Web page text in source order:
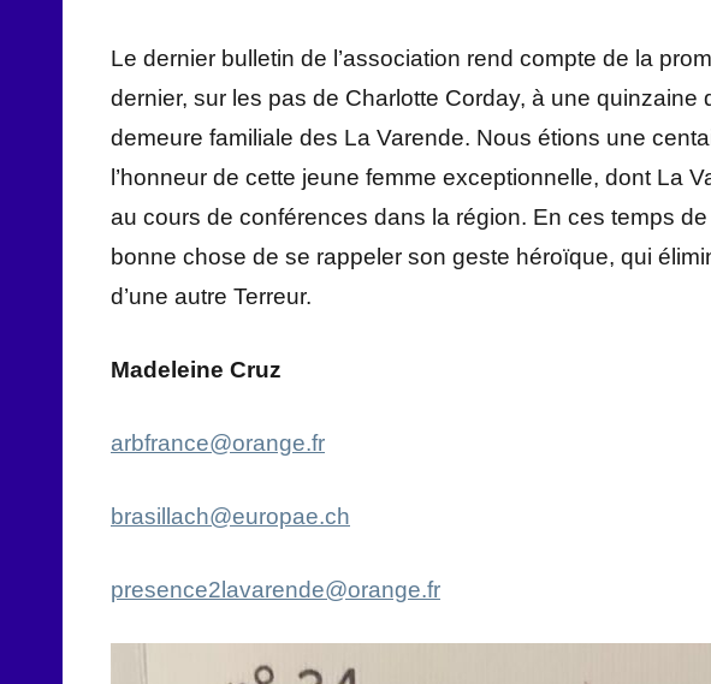
Le dernier bulletin de l’association rend compte de la
dernier, sur les pas de Charlotte Corday, à une quinzaine
demeure familiale des La Varende. Nous étions une
l’honneur de cette jeune femme exceptionnelle, dont La
au cours de conférences dans la région. En ces temps de
bonne chose de se rappeler son geste héroïque, qui
d’une autre Terreur.
Madeleine Cruz
arbfrance@orange.fr
brasillach@europae.ch
presence2lavarende@orange.fr